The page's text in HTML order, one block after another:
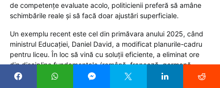
de competențe evaluate acolo, politicienii preferă să amâne
schimbările reale și să facă doar ajustări superficiale.
Un exemplu recent este cel din primăvara anului 2025, când
ministrul Educației, Daniel David, a modificat planurile-cadru
pentru liceu. În loc să vină cu soluții eficiente, a eliminat ore
din discipline fundamentale (română, franceză, germană,
economie, istorie, geografie) și a introdus materii fără impact